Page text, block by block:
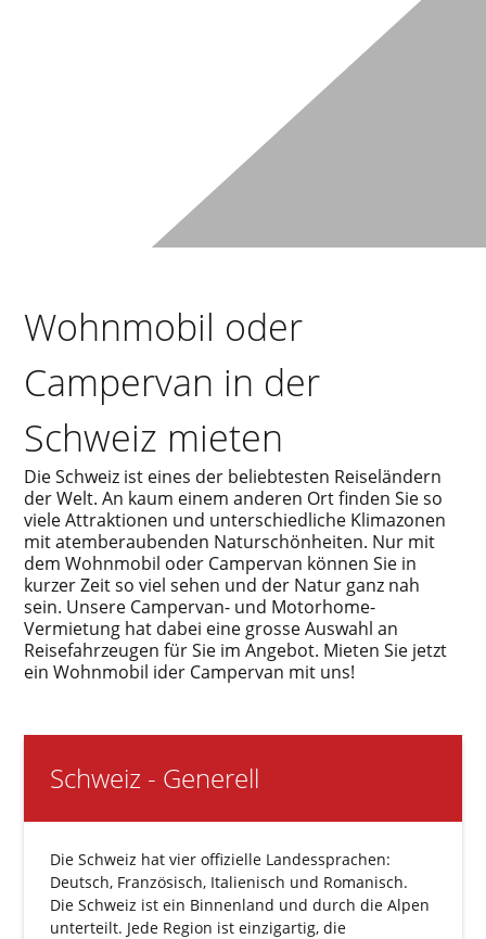
Wohnmobil oder
Campervan in der
Schweiz mieten
Die Schweiz ist eines der beliebtesten Reiseländern
der Welt. An kaum einem anderen Ort finden Sie so
viele Attraktionen und unterschiedliche Klimazonen
mit atemberaubenden Naturschönheiten. Nur mit
dem Wohnmobil oder Campervan können Sie in
kurzer Zeit so viel sehen und der Natur ganz nah
sein. Unsere Campervan- und Motorhome-
Vermietung hat dabei eine grosse Auswahl an
Reisefahrzeugen für Sie im Angebot. Mieten Sie jetzt
ein Wohnmobil ider Campervan mit uns!
Schweiz - Generell
Die Schweiz hat vier offizielle Landessprachen:
Deutsch, Französisch, Italienisch und Romanisch.
Die Schweiz ist ein Binnenland und durch die Alpen
unterteilt. Jede Region ist einzigartig, die